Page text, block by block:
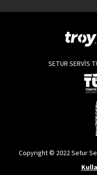
SETUR SERVİS
Copyright © 2022 Setur